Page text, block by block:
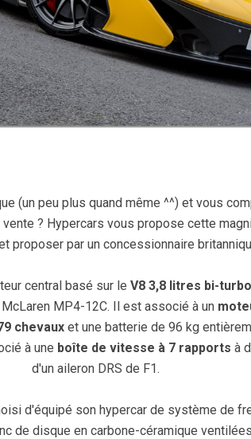
(un peu plus quand même ^^) et vous
? Hypercars vous propose cette
proposer par un concessionnaire
central basé sur le V8 3,8 litres bi-turbo
MP4-12C. Il est associé à un
chevauxet une batterie de 96 kg
à une boîte de vitesse à 7 rapports à
d'un aileron DRS de F1.
d'équipé son hypercar de système de
de disque en carbone-céramique